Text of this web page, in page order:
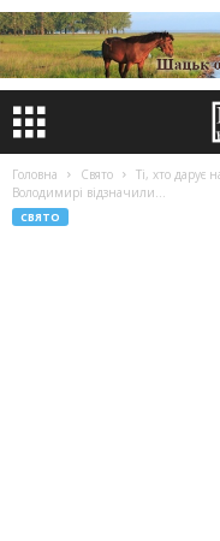
Головна Свято
Ті, хто дарує
Володимирі відзначили...
СВЯТО